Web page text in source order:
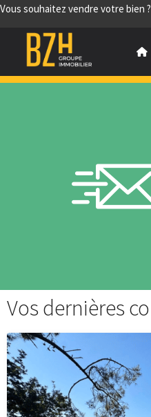
Vous souhaitez vendre votre bien ?
Vos dernières